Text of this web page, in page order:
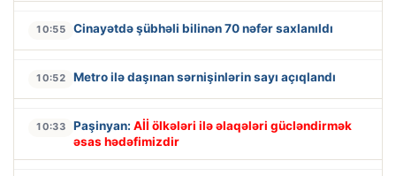
10:55 Cinayətdə şübhəli bilinən 70 nəfər saxlanıldı
10:52 Metro ilə daşınan sərnişinlərin sayı açıqlandı
10:33 Paşinyan: Aİİ ölkələri ilə əlaqələri gücləndirmək
əsas hədəfimizdir